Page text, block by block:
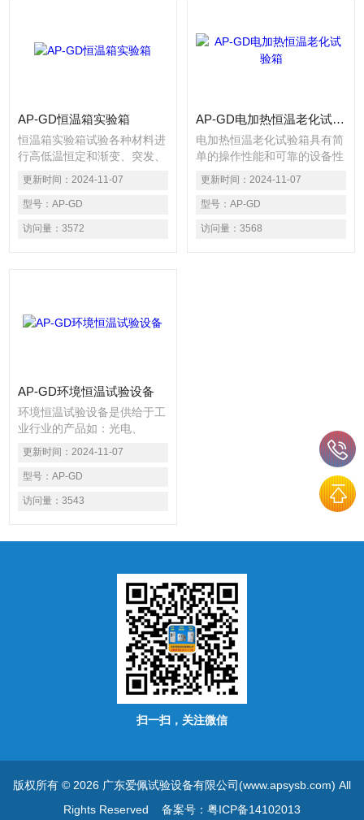
而去测试、试验、对比、检测
因自然界的环境现象、气候性
AP-GD恒温箱实验箱
恒温箱实验箱试验各种材料进
行高低温恒定和渐变、突发、
耐热、耐寒、耐干燥等环境模
拟的可靠性能。适用于各类电
子电器、塑胶塑料、航空航
天、半导体照明、光电通讯、
汽车零部件、电线电缆、金属
更新时间： 2024-11-07
型号： AP-GD
访问量： 3572
AP-GD电加热恒温老化试验箱
电加热恒温老化试验箱具有简
单的操作性能和可靠的设备性
能，*便捷操作的计测装置，
结构一体化程度高，科学的空
气流通设计，使室内温湿度均
匀，避免任何死角；完备的安
全保护装置，避免了任何可能
更新时间： 2024-11-07
型号： AP-GD
访问量： 3568
AP-GD环境恒温试验设备
环境恒温试验设备是供给于工
业行业的产品如：光电、
LED、电工、电器、电子、塑
胶、油漆、涂料、机动车配
件、手机、电脑、打印机等产
品以及原材料在低温的环境中
使用或者摆放等时试验其所反
环境，以检测橡胶、塑料在高
形，本机专门试验各种材料耐
热，耐寒，耐湿的性能。低温
有保护装备：无熔丝开关，保
险丝，压缩机超压、过热、过
电流保护等保护装置。
更新时间： 2024-11-07
型号： AP-GD
访问量： 3543
扫一扫，关注微信
版权所有 © 2026 广东爱佩试验设备有限公司(www.apsysb.com) All
Rights Reserved 备案号：粤ICP备14102013